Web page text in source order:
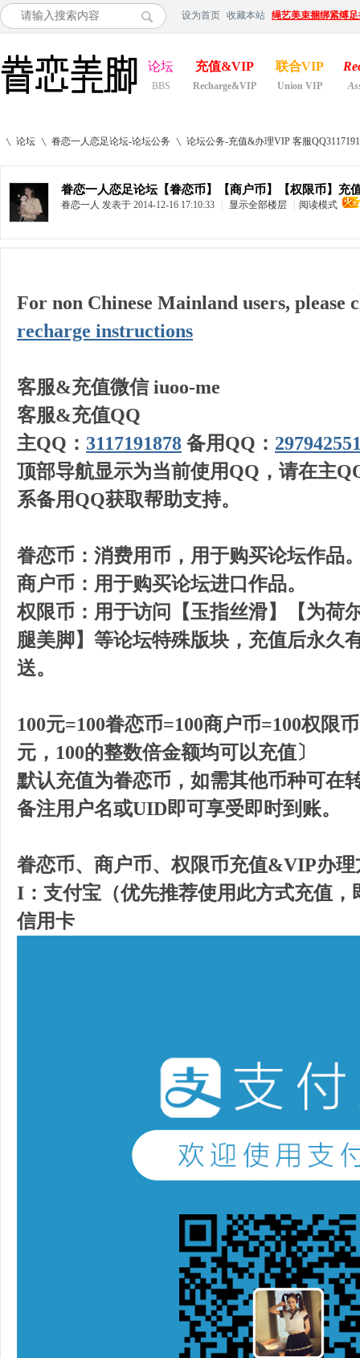
设为首页 收藏本站 绳艺美束捆绑紧缚
论坛
BBS
充值&VIP
Recharge&VIP
联合VIP
Union VIP
论坛
›
眷恋一人恋足论坛-论坛公务
›
论坛公务-充值&办理VIP 客服
眷恋一人恋足论坛【眷恋币】【商户币】【权限币】充
眷恋一人 发表于 2014-12-16 17:10:33 显示全部楼层 阅读模式
For non Chinese Mainland users, please
recharge instructions
客服&充值微信 iuoo-me
客服&充值QQ
主QQ： 3117191878 备用QQ：
顶部导航显示为当前使用QQ，请在主
系备用QQ获取帮助支持。
眷恋币：消费用币，用于购买论坛作品
商户币：用于购买论坛进口作品。
权限币：用于访问【玉指丝滑】【为荷
腿美脚】等论坛特殊版块，充值后永久
送。
100元=100眷恋币=100商户币=100权限
元，100的整数倍金额均可以充值〕
默认充值为眷恋币，如需其他币种可在
备注用户名或UID即可享受即时到账。
眷恋币、商户币、权限币充值&VIP办理
I：支付宝（优先推荐使用此方式充值，
信用卡